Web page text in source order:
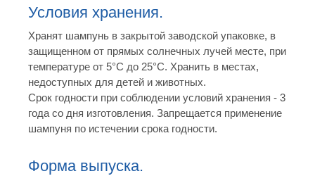
Условия хранения.
Хранят шампунь в закрытой заводской упаковке, в
защищенном от прямых солнечных лучей месте, при
температуре от 5°С до 25°С. Хранить в местах,
недоступных для детей и животных.
Срок годности при соблюдении условий хранения - 3
года со дня изготовления. Запрещается применение
шампуня по истечении срока годности.
Форма выпуска.